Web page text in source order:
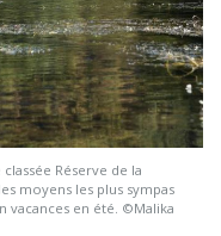
Réserve de la
moyens les plus sympas
vacances en été. ©Malika